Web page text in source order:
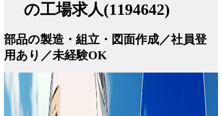
の工場求人(1194642)
部品の製造・組立・図面作成／社員登
用あり／未経験OK